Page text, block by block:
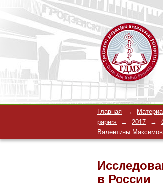
Главная →
papers
→ 2017 →
Валентины
в России